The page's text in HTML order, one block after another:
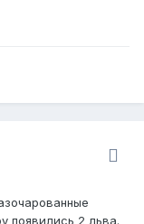
появились 2 льва.